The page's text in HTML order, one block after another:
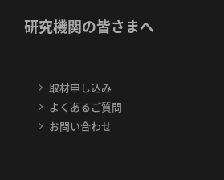
研究機関の皆さまへ
取材申し込み
よくあるご質問
お問い合わせ